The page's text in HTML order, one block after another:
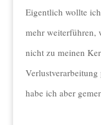
Eigentlich wollte
mehr weiterführen,
nicht zu meinen
habe ich aber